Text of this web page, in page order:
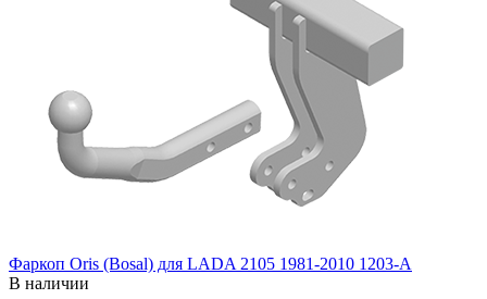
Фаркоп Oris (Bosal) для LADA 2105 1981-2010 1203-A
В наличии